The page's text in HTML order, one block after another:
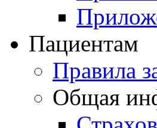
Пациентам
Правила
Общая